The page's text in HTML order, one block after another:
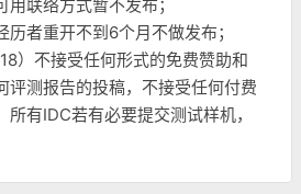
联络方式暂不发布；
者重开不到6个月不做发布；
）不接受任何形式的免费赞助和
评测报告的投稿，不接受任何付费
有IDC若有必要提交测试样机，